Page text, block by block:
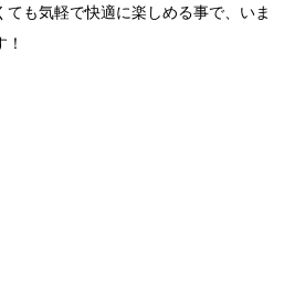
も気軽で快適に楽しめる事で、いま